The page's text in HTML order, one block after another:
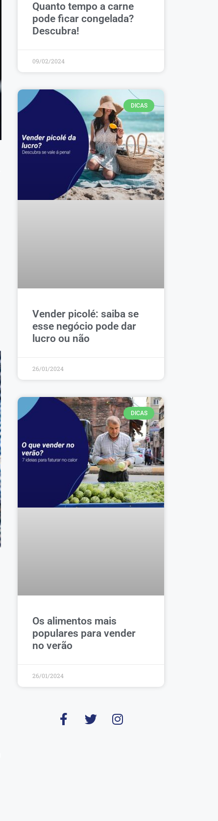
Quanto tempo a carne
pode ficar congelada?
Descubra!
09/02/2024
DICAS
Vender picolé: saiba se
esse negócio pode dar
lucro ou não
26/01/2024
DICAS
Os alimentos mais
populares para vender
no verão
26/01/2024